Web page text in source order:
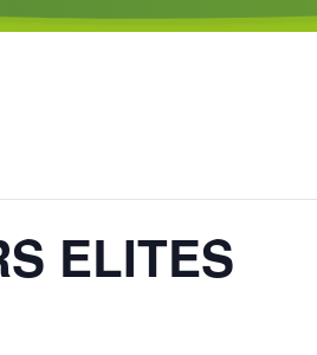
ELITES